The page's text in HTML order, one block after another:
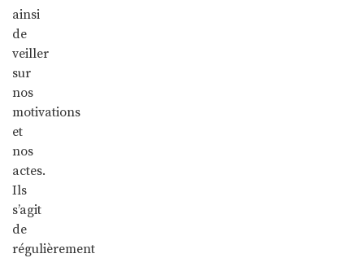
ainsi
de
veiller
sur
nos
motivations
et
nos
actes.
Ils
s’agit
de
régulièrement